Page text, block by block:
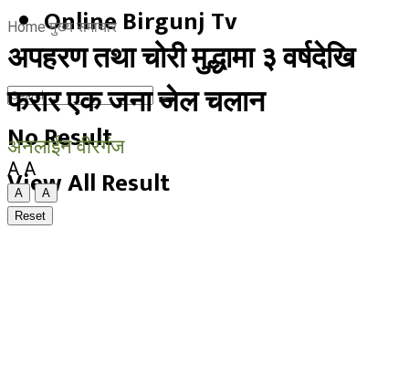
Online Birgunj Tv
No Result
View All Result
Home मुख्य समाचार
अपहरण तथा चोरी मुद्धामा ३ वर्षदेखि
फरार एक जना जेल चलान
अनलाईन वीरगंज
A A
A
A
Reset